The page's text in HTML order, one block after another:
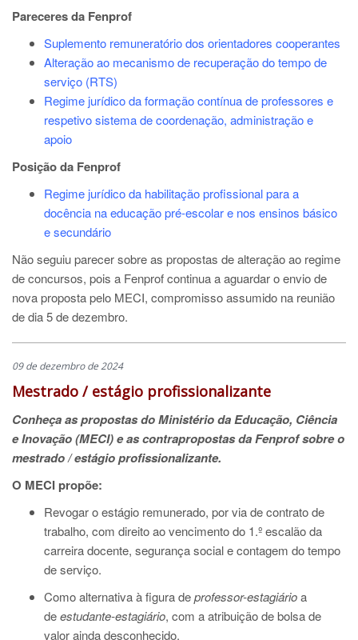
Pareceres da Fenprof
Suplemento remuneratório dos orientadores cooperantes
Alteração ao mecanismo de recuperação do tempo de
serviço (RTS)
Regime jurídico da formação contínua de professores e
respetivo sistema de coordenação, administração e
apoio
Posição da Fenprof
Regime jurídico da habilitação profissional para a
docência na educação pré-escolar e nos ensinos básico
e secundário
Não seguiu parecer sobre as propostas de alteração ao regime
de concursos, pois a Fenprof continua a aguardar o envio de
nova proposta pelo MECI, compromisso assumido na reunião
de dia 5 de dezembro.
09 de dezembro de 2024
Mestrado / estágio profissionalizante
Conheça as propostas do Ministério da Educação, Ciência
e Inovação (MECI) e as contrapropostas da Fenprof sobre o
mestrado / estágio profissionalizante.
O MECI propõe:
Revogar o estágio remunerado, por via de contrato de
trabalho, com direito ao vencimento do 1.º escalão da
carreira docente, segurança social e contagem do tempo
de serviço.
Como alternativa à figura deprofessor-estagiárioa
deestudante-estagiário, com a atribuição de bolsa de
valor ainda desconhecido.